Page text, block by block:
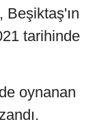
Beşiktaş'ın
tarihinde
oynanan